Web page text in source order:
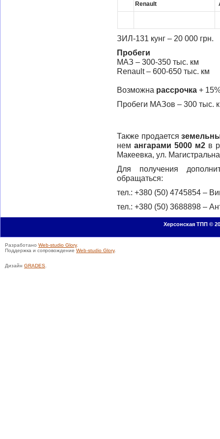
Renault
ЗИЛ-131 кунг – 20 000
Пробеги
МАЗ – 300-350 тыс. км
Renault – 600-650 тыс. км
Возможна рассрочка +
Пробеги МАЗов – 300 тыс.
Также продается
нем ангарами 5000 м2 в
Макеевка, ул.
Для получения
обращаться:
тел.: +380 (50) 4745854 –
тел.: +380 (50) 3688898 –
Херсонская ТПП ©
Разработано Web-studio Glory.
Поддержка и сопровождение Web-studio Glory.
Дизайн GRADES